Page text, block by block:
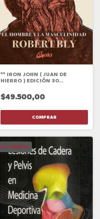
** IRON JOHN ( JUAN DE
HIERRO ) EDICIÓN 30
$49.500,00
GRATIS